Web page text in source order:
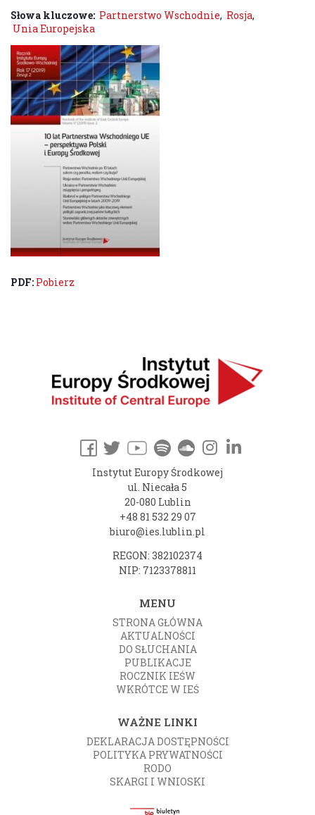
Słowa kluczowe: Partnerstwo Wschodnie, Rosja,
Unia Europejska
PDF: Pobierz
Instytut Europy Środkowej
ul. Niecała 5
20-080 Lublin
+48 81 532 29 07
biuro@ies.lublin.pl
REGON: 382102374
NIP: 7123378811
MENU
STRONA GŁÓWNA
AKTUALNOŚCI
DO SŁUCHANIA
PUBLIKACJE
ROCZNIK IEŚW
WKRÓTCE W IEŚ
WAŻNE LINKI
DEKLARACJA DOSTĘPNOŚCI
POLITYKA PRYWATNOŚCI
RODO
SKARGI I WNIOSKI